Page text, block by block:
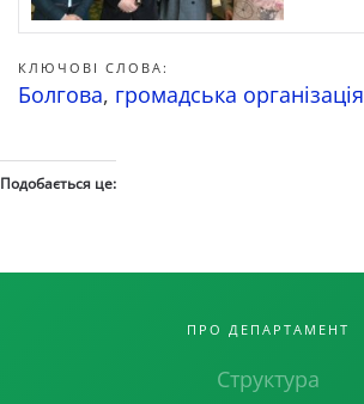
КЛЮЧОВІ СЛОВА:
Болгова, громадська організація
Подобається це:
ПРО ДЕПАРТАМЕНТ
Структура